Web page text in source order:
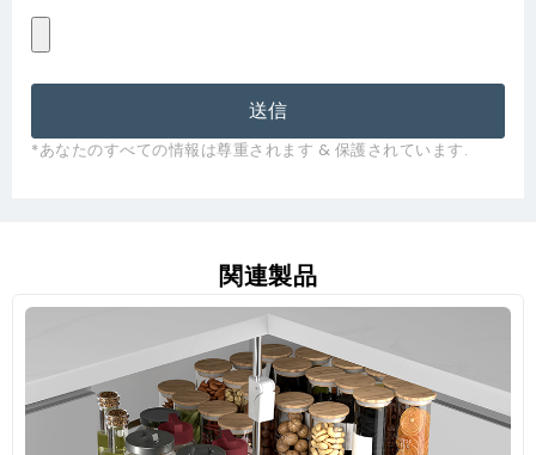
送信
*あなたのすべての情報は尊重されます & 保護されています.
関連製品